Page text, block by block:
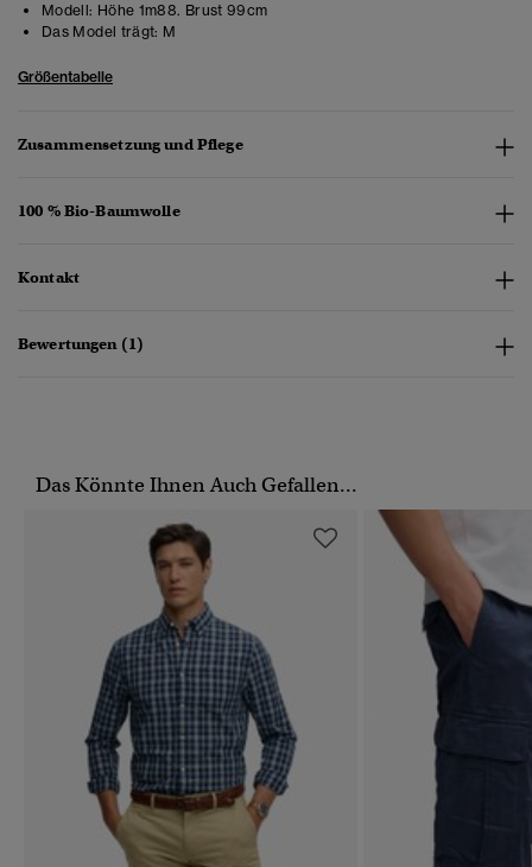
Modell: Höhe 1m88. Brust 99cm
Das Model trägt: M
Größentabelle
Zusammensetzung und Pflege
100 % Bio-Baumwolle
Kontakt
Bewertungen (1)
Das Könnte Ihnen Auch Gefallen...